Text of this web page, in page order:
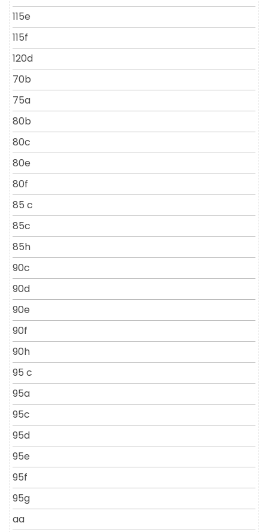
115e
115f
120d
70b
75a
80b
80c
80e
80f
85 c
85c
85h
90c
90d
90e
90f
90h
95 c
95a
95c
95d
95e
95f
95g
aa